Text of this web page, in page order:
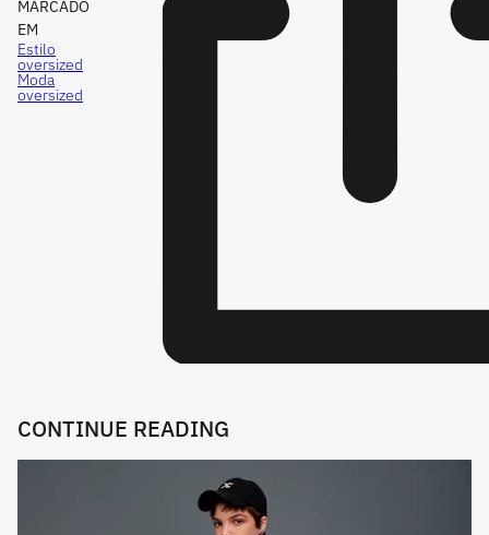
MARCADO
EM
Estilo
oversized
Moda
oversized
CONTINUE READING